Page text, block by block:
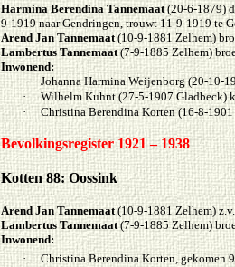
Harmina Berendina Tannemaat(20-6-1879)
9-1919 naar Gendringen, trouwt 11-9-1919 te
Arend Jan Tannemaat(10-9-1881 Zelhem)
Lambertus Tannemaat(7-9-1885 Zelhem)
Inwonend:
·
Johanna Harmina Weijenborg (20-10-
·
Wilhelm Kuhnt (27-5-1907 Gladbeck)
·
Christina Berendina Korten (16-8-
Bevolkingsregister 1921 – 1938
Kotten 88: Oossink
Arend Jan Tannemaat(10-9-1881 Zelhem)
Lambertus Tannemaat(7-9-1885 Zelhem)
Inwonend:
·
Christina Berendina Korten, gekomen